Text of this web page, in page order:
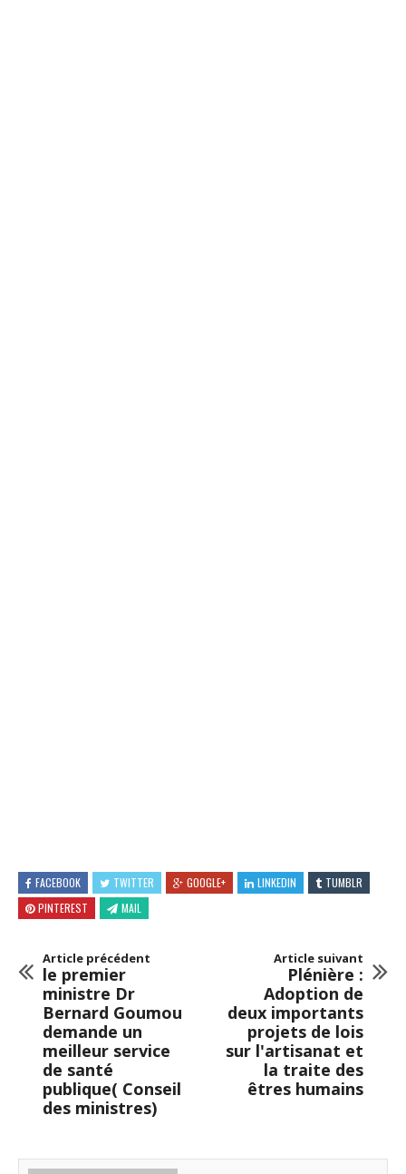
FACEBOOK TWITTER GOOGLE+ LINKEDIN
TUMBLR
PINTEREST
MAIL
Article précédent
le premier
ministre Dr
Bernard Goumou
demande un
meilleur service
de santé
publique( Conseil
des ministres)
Article suivant
Plénière :
Adoption de
deux importants
projets de lois
sur l'artisanat et
la traite des
êtres humains